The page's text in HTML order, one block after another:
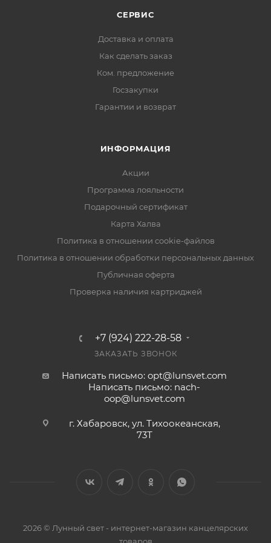
СЕРВИС
Доставка и оплата
Как сделать заказ
Ком. предложение
Госзакупки
Гарантии и возврат
ИНФОРМАЦИЯ
Акции
Программа лояльности
Подарочный сертификат
Карта Халва
Политика в отношении cookie-файлов
Политика в отношении обработки персональных данных
Публичная оферта
Проверка наличия картриджей
+7 (924) 222-28-58
ЗАКАЗАТЬ ЗВОНОК
Написать письмо: opt@lunsvet.com
Написать письмо: nach-
oop@lunsvet.com
г. Хабаровск, ул. Тихоокеанская,
73Т
2026 © Лунный свет - интернет-магазин канцелярских